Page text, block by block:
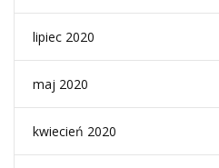
lipiec 2020
maj 2020
kwiecień 2020